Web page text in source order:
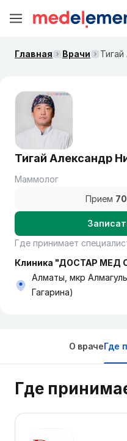
Главная Врачи
Тигай Александр
Маммолог
Прием
Где принимает
Клиника "ДОСТАР МЕД
Алматы, мкр
Гагарина)
О врачеГде
Где